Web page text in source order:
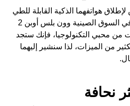
هواتفهما الذكية القابلة للطي
التالية، وهما أوبو فايند N5 في السوق الصينية وون بلس أوبن 2
محبي التكنولوجيا، فإنك ستجد
من الميزات، لذا سنشير إليهما
نحافة